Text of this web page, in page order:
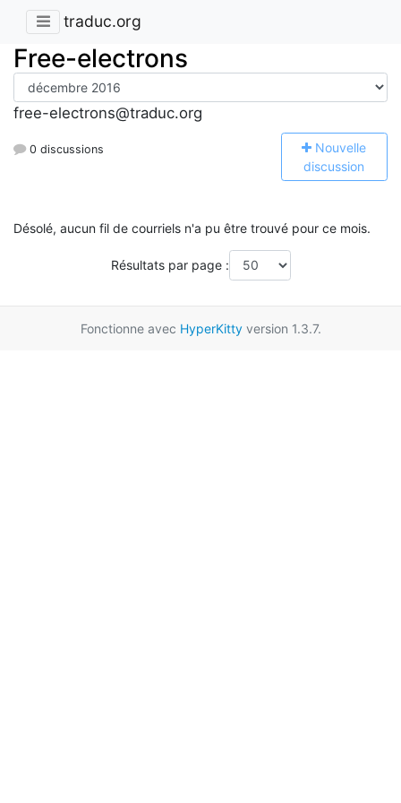
traduc.org
Free-electrons
free-electrons@traduc.org
0 discussions Nouvelle
discussion
Désolé, aucun fil de courriels n'a pu être trouvé pour ce mois.
Résultats par page :
Fonctionne avec HyperKittyversion 1.3.7.